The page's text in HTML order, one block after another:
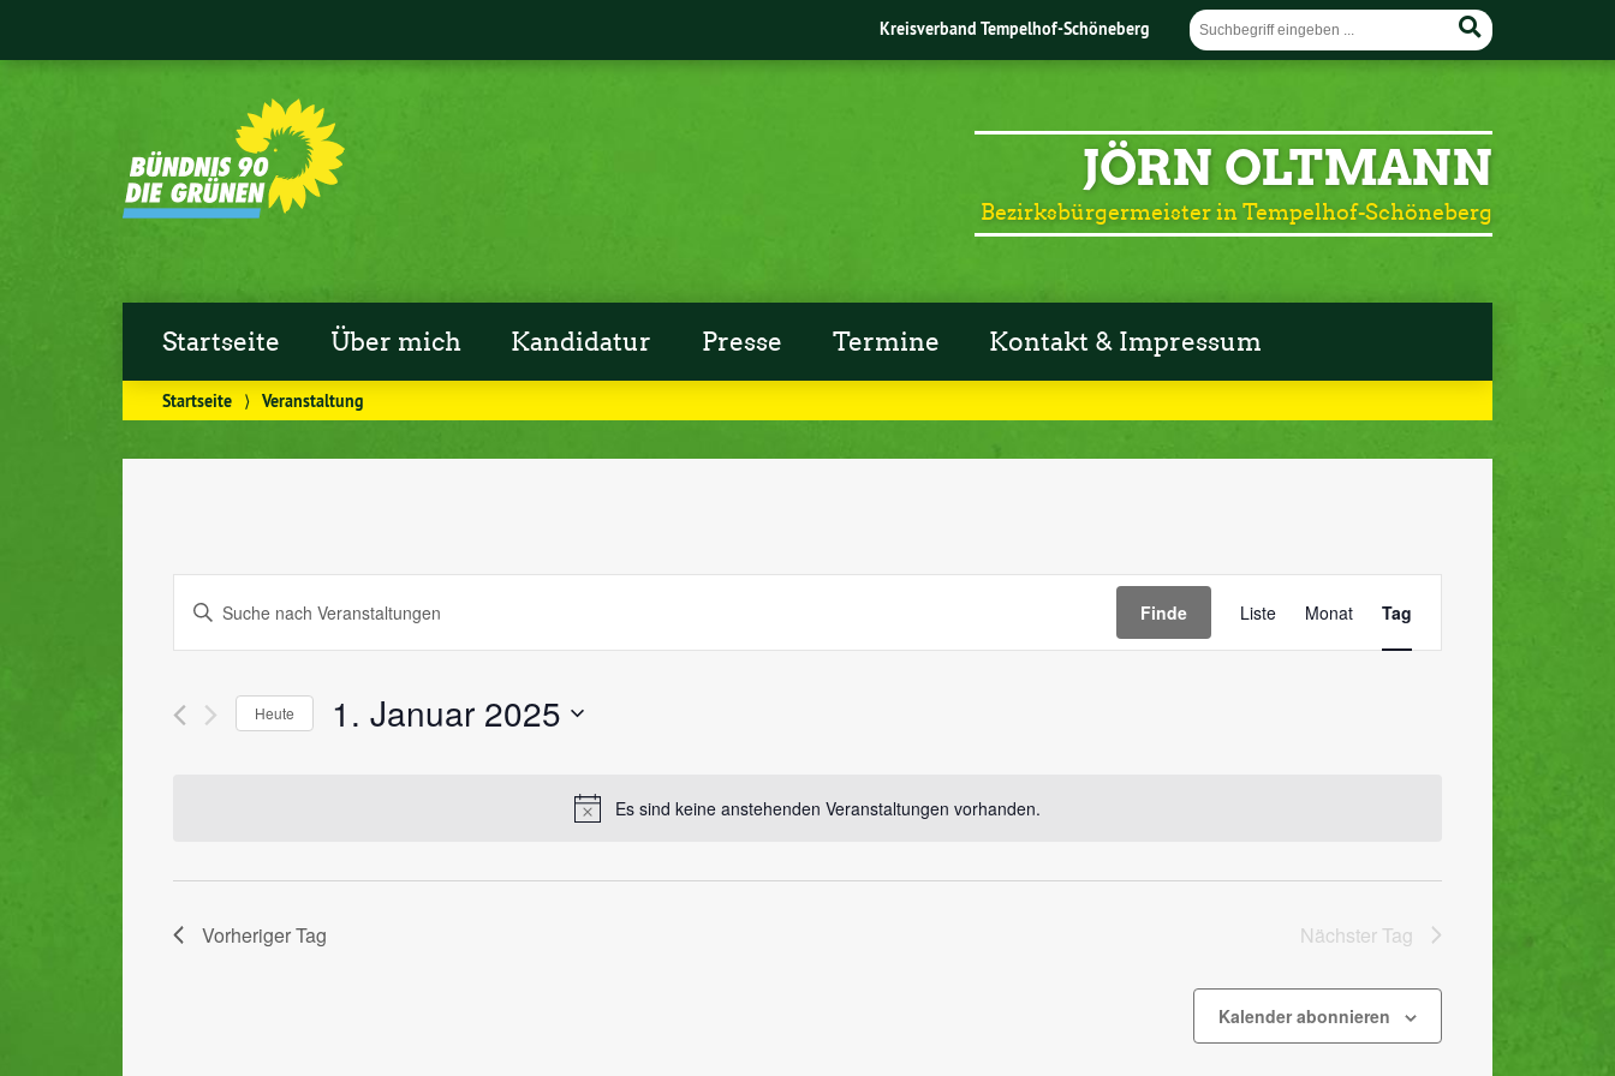
Kreisverband Tempelhof-Schöneberg
JÖRN OLTMANN
Bezirksbürgermeister in Tempelhof-Schöneberg
Startseite Über mich Kandidatur Presse Termine Kontakt & Impressum
Startseite ⟩ Veranstaltung
Es sind keine anstehenden Veranstaltungen vorhanden.
Veranstaltungen
Ansichten,
Geben
Schlüsselwort.
Suche
Finde
Ansichten-
Liste Monat Tag
Heute 1. Januar 2025
Vorheriger Tag Nächster Tag
Kalender abonnieren